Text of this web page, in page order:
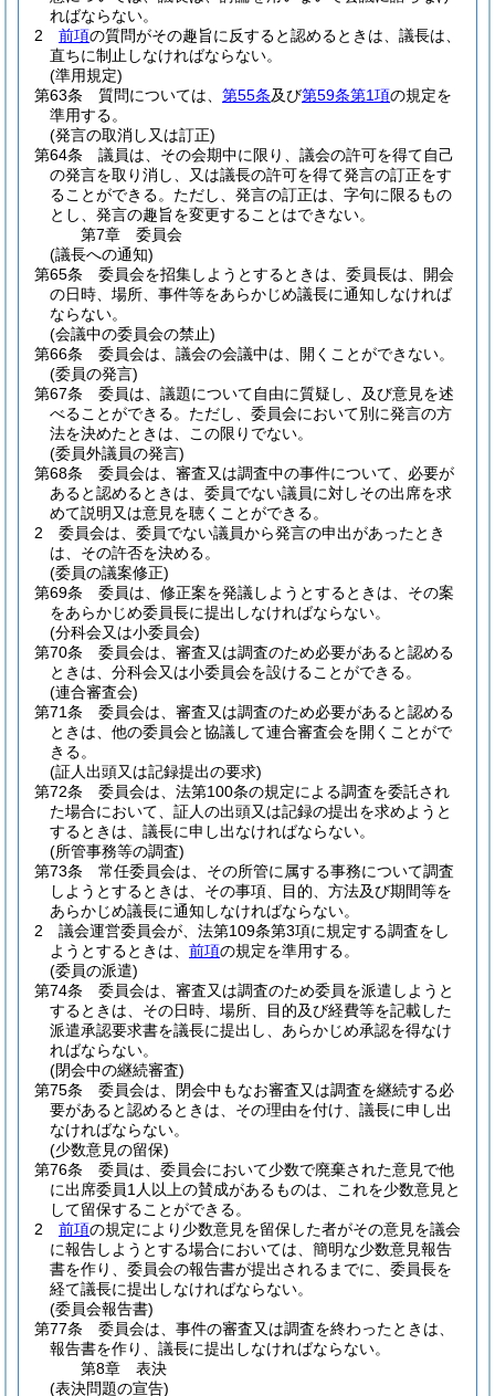
ればならない。
2
前項の質問がその趣旨に反すると認めるときは、議長は、
直ちに制止しなければならない。
(準用規定)
第63条
質問については、 第55条及び第59条第1項の規定を
準用する。
(発言の取消し又は訂正)
第64条
議員は、その会期中に限り、議会の許可を得て自己
の発言を取り消し、又は議長の許可を得て発言の訂正をす
ることができる。 ただし、発言の訂正は、字句に限るもの
とし、発言の趣旨を変更することはできない。
第7章
委員会
(議長への通知)
第65条
委員会を招集しようとするときは、委員長は、開会
の日時、場所、事件等をあらかじめ議長に通知しなければ
ならない。
(会議中の委員会の禁止)
第66条
委員会は、議会の会議中は、開くことができない。
(委員の発言)
第67条
委員は、議題について自由に質疑し、及び意見を述
べることができる。 ただし、委員会において別に発言の方
法を決めたときは、この限りでない。
(委員外議員の発言)
第68条
委員会は、審査又は調査中の事件について、必要が
あると認めるときは、委員でない議員に対しその出席を求
めて説明又は意見を聴くことができる。
2
委員会は、委員でない議員から発言の申出があったとき
は、その許否を決める。
(委員の議案修正)
第69条
委員は、修正案を発議しようとするときは、その案
をあらかじめ委員長に提出しなければならない。
(分科会又は小委員会)
第70条
委員会は、審査又は調査のため必要があると認める
ときは、分科会又は小委員会を設けることができる。
(連合審査会)
第71条
委員会は、審査又は調査のため必要があると認める
ときは、他の委員会と協議して連合審査会を開くことがで
きる。
(証人出頭又は記録提出の要求)
第72条
委員会は、法第100条の規定による調査を委託され
た場合において、証人の出頭又は記録の提出を求めようと
するときは、議長に申し出なければならない。
(所管事務等の調査)
第73条
常任委員会は、その所管に属する事務について調査
しようとするときは、その事項、目的、方法及び期間等を
あらかじめ議長に通知しなければならない。
2
議会運営委員会が、法第109条第3項に規定する調査をし
ようとするときは、 前項の規定を準用する。
(委員の派遣)
第74条
委員会は、審査又は調査のため委員を派遣しようと
するときは、その日時、場所、目的及び経費等を記載した
派遣承認要求書を議長に提出し、あらかじめ承認を得なけ
ればならない。
(閉会中の継続審査)
第75条
委員会は、閉会中もなお審査又は調査を継続する必
要があると認めるときは、その理由を付け、議長に申し出
なければならない。
(少数意見の留保)
第76条
委員は、委員会において少数で廃棄された意見で他
に出席委員1人以上の賛成があるものは、これを少数意見と
して留保することができる。
2
前項の規定により少数意見を留保した者がその意見を議会
に報告しようとする場合においては、簡明な少数意見報告
書を作り、委員会の報告書が提出されるまでに、委員長を
経て議長に提出しなければならない。
(委員会報告書)
第77条
委員会は、事件の審査又は調査を終わったときは、
報告書を作り、議長に提出しなければならない。
第8章
表決
(表決問題の宣告)